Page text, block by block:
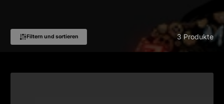
Filtern und sortieren 3 Produkte